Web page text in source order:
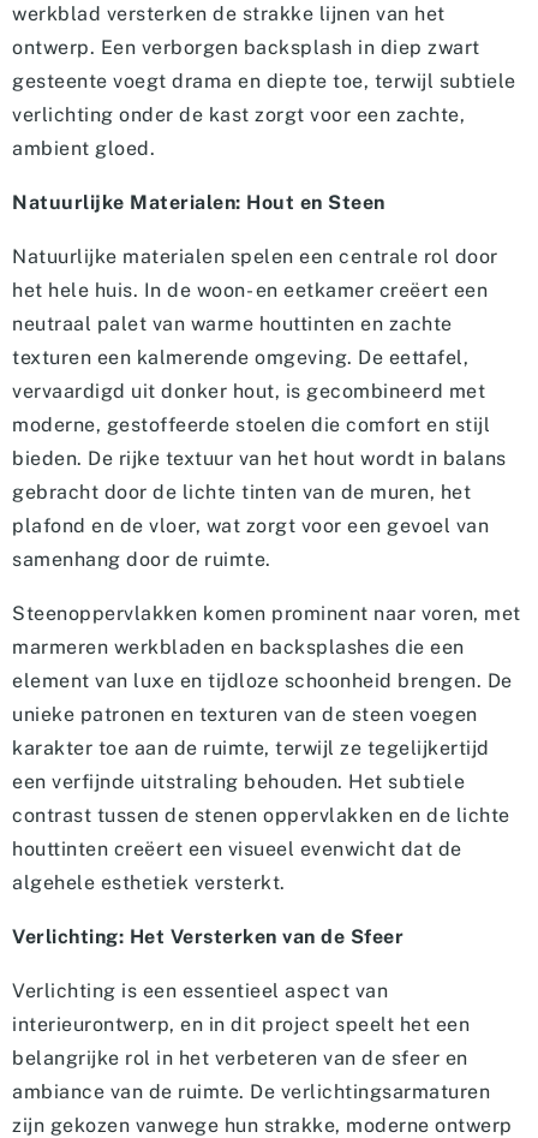
werkblad versterken de strakke lijnen van het
ontwerp. Een verborgen backsplash in diep zwart
gesteente voegt drama en diepte toe, terwijl subtiele
verlichting onder de kast zorgt voor een zachte,
ambient gloed.
Natuurlijke Materialen: Hout en Steen
Natuurlijke materialen spelen een centrale rol door
het hele huis. In de woon- en eetkamer creëert een
neutraal palet van warme houttinten en zachte
texturen een kalmerende omgeving. De eettafel,
vervaardigd uit donker hout, is gecombineerd met
moderne, gestoffeerde stoelen die comfort en stijl
bieden. De rijke textuur van het hout wordt in balans
gebracht door de lichte tinten van de muren, het
plafond en de vloer, wat zorgt voor een gevoel van
samenhang door de ruimte.
Steenoppervlakken komen prominent naar voren, met
marmeren werkbladen en backsplashes die een
element van luxe en tijdloze schoonheid brengen. De
unieke patronen en texturen van de steen voegen
karakter toe aan de ruimte, terwijl ze tegelijkertijd
een verfijnde uitstraling behouden. Het subtiele
contrast tussen de stenen oppervlakken en de lichte
houttinten creëert een visueel evenwicht dat de
algehele esthetiek versterkt.
Verlichting: Het Versterken van de Sfeer
Verlichting is een essentieel aspect van
interieurontwerp, en in dit project speelt het een
belangrijke rol in het verbeteren van de sfeer en
ambiance van de ruimte. De verlichtingsarmaturen
zijn gekozen vanwege hun strakke, moderne ontwerp